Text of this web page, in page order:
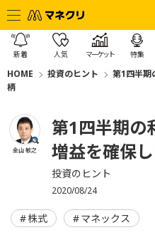
新着 人気 マーケット 特集
HOME 投資のヒント
第1四半期
柄
金山 敏之
第1四半期の
増益を確保
投資のヒント
2020/08/24
株式 マネックス